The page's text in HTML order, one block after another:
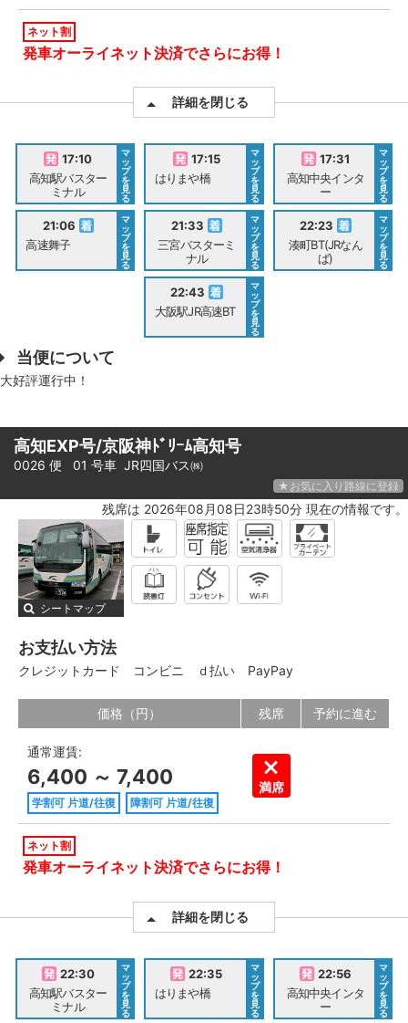
ネット割
発車オーライネット決済でさらにお得！
詳細を閉じる
17:10
高知駅バスター
ミナル
マ
ッ
プ
を
見
る
17:15
はりまや橋
マ
ッ
プ
を
見
る
17:31
高知中央インタ
ー
マ
ッ
プ
を
見
る
21:06
高速舞子
マ
ッ
プ
を
見
る
21:33
三宮バスターミ
ナル
マ
ッ
プ
を
見
る
22:23
湊町BT(JRなん
ば)
マ
ッ
プ
を
見
る
22:43
大阪駅JR高速BT
マ
ッ
プ
を
見
る
当便について
大好評運行中！
高知EXP号/京阪神ﾄﾞﾘｰﾑ高知号
0026 便 01 号車 JR四国バス㈱
★お気に入り路線に登録
残席は 2026年08月08日23時50分 現在の情報です。
シートマップ
お支払い方法
クレジットカード コンビニ ｄ払い PayPay
価格（円） 残席 予約に進む
通常運賃:
6,400 ～ 7,400
学割可 片道/往復 障割可 片道/往復
満席
ネット割
発車オーライネット決済でさらにお得！
詳細を閉じる
22:30
高知駅バスター
ミナル
マ
ッ
プ
を
見
る
22:35
はりまや橋
マ
ッ
プ
を
見
る
22:56
高知中央インタ
ー
マ
ッ
プ
を
見
る